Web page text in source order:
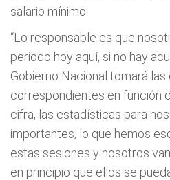
salario mínimo.
“Lo responsable es que
periodo hoy aquí, si no hay
Gobierno Nacional tomará las
correspondientes en función
cifra, las estadísticas para
importantes, lo que hemos
estas sesiones y nosotros
en principio que ellos se